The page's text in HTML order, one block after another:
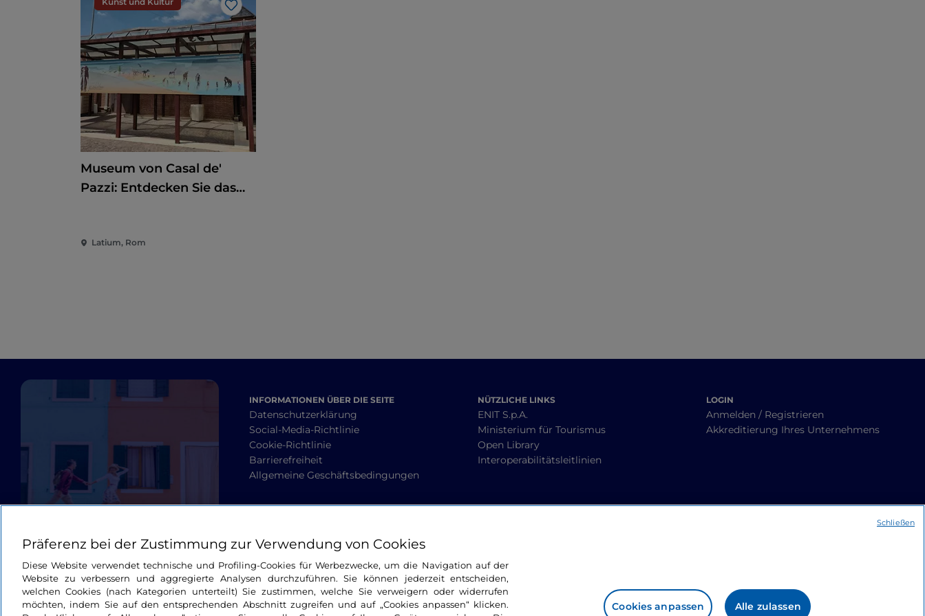
Like
Museum von Casal de'
Pazzi: Entdecken Sie das
Latium, Rom
INFORMATIONEN ÜBER DIE SEITE
Datenschutzerklärung
Social-Media-Richtlinie
Cookie-Richtlinie
Barrierefreiheit
Allgemeine Geschäftsbedingungen
NÜTZLICHE LINKS
ENIT S.p.A.
Ministerium für Tourismus
Open Library
Interoperabilitätsleitlinien
LOGIN
Anmelden / Registrieren
Akkreditierung Ihres Unternehmens
Präferenz bei der Zustimmung zur Verwendung von Cookies
Diese Website verwendet technische und Profiling-Cookies für Werbezwecke, um die Navigation auf der
Website zu verbessern und aggregierte Analysen durchzuführen. Sie können jederzeit entscheiden,
welchen Cookies (nach Kategorien unterteilt) Sie zustimmen, welche Sie verweigern oder widerrufen
möchten, indem Sie auf den entsprechenden Abschnitt zugreifen und auf „Cookies anpassen“ klicken.
Cookies anpassen Alle zulassen
Schließen